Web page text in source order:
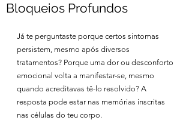
Bloqueios Profundos
Já te perguntaste porque certos sintomas
persistem, mesmo após diversos
tratamentos? Porque uma dor ou desconforto
emocional volta a manifestar-se, mesmo
quando acreditavas tê-lo resolvido? A
resposta pode estar nas memórias inscritas
nas células do teu corpo.